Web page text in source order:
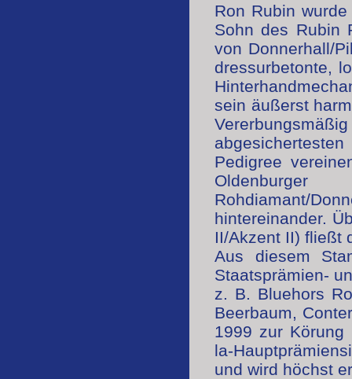
Ron Rubin
Sohn des Rubin
von Donnerhall/
dressurbetonte,
sein äußerst
Pedigree
Rohdiamant/
hintereinander.
II/Akzent II) fließt
Aus diesem
Staatsprämien-
z. B. Bluehors
Beerbaum,
1999 zur Körung
la-
und wird höchst